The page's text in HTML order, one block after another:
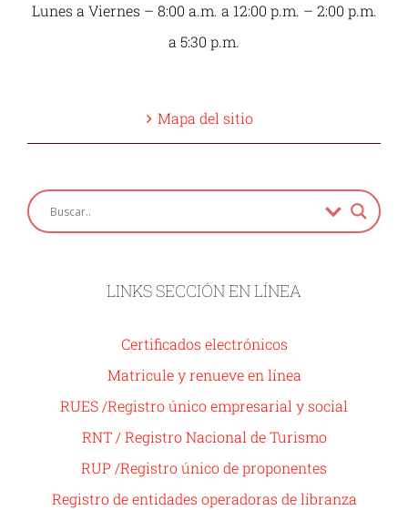
Lunes a Viernes – 8:00 a.m. a 12:00 p.m. – 2:00 p.m.
a 5:30 p.m.
Mapa del sitio
LINKS SECCIÓN EN LÍNEA
Certificados electrónicos
Matricule y renueve en línea
RUES /Registro único empresarial y social
RNT / Registro Nacional de Turismo
RUP /Registro único de proponentes
Registro de entidades operadoras de libranza